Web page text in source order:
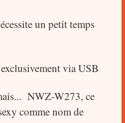
un petit temps
via USB
NWZ-W273, ce
comme nom de